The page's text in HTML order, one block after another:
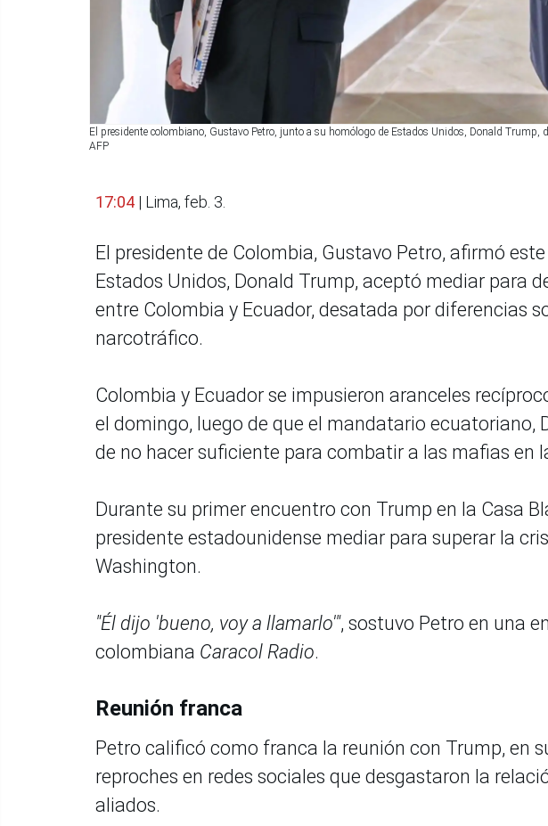
El presidente colombiano, Gustavo Petro, junto a su homólogo de Estados Unidos, Donald Trump,
AFP
17:04 | Lima, feb. 3.
El presidente de Colombia, Gustavo Petro, afirmó
Estados Unidos, Donald Trump, aceptó mediar para
entre Colombia y Ecuador, desatada por diferencias
narcotráfico.
Colombia y Ecuador se impusieron aranceles
el domingo, luego de que el mandatario ecuatoriano,
de no hacer suficiente para combatir a las mafias en
Durante su primer encuentro con Trump en la Casa
presidente estadounidense mediar para superar la
Washington.
"Él dijo 'bueno, voy a llamarlo'", sostuvo Petro en una
colombiana Caracol Radio.
Reunión franca
Petro calificó como franca la reunión con Trump, en
reproches en redes sociales que desgastaron la
aliados.